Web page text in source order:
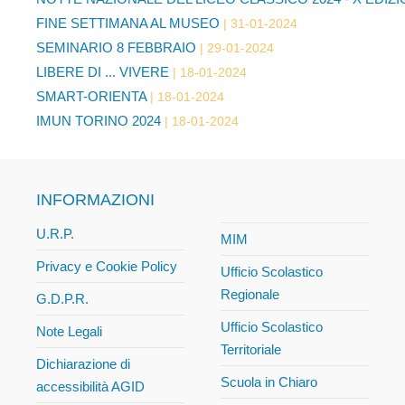
FINE SETTIMANA AL MUSEO
31-01-2024
SEMINARIO 8 FEBBRAIO 29-01-2024
LIBERE DI ... VIVERE 18-01-2024
SMART-ORIENTA 18-01-2024
IMUN TORINO 2024 18-01-2024
INFORMAZIONI
U.R.P.
Privacy e Cookie Policy
G.D.P.R.
Note Legali
Dichiarazione di
accessibilità AGID
MIM
Ufficio Scolastico
Regionale
Ufficio Scolastico
Territoriale
Scuola in Chiaro